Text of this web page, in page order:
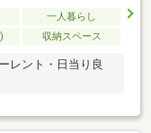
一人暮らし
収納スペース
レント・日当り良